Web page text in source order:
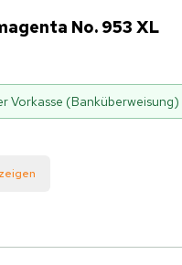
No. 953 XL
Vorkasse (Banküberweisung)